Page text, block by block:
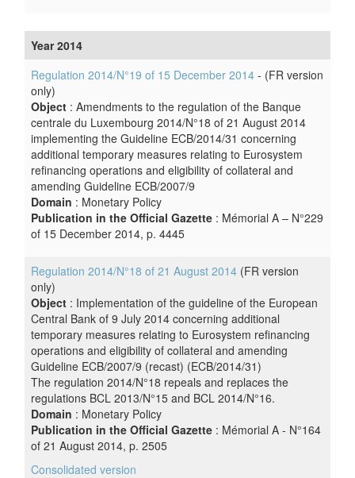
Year 2014
Regulation 2014/N°19 of 15 December 2014 - (FR version
only)
Object : Amendments to the regulation of the Banque
centrale du Luxembourg 2014/N°18 of 21 August 2014
implementing the Guideline ECB/2014/31 concerning
additional temporary measures relating to Eurosystem
refinancing operations and eligibility of collateral and
amending Guideline ECB/2007/9
Domain : Monetary Policy
Publication in the Official Gazette : Mémorial A – N°229
of 15 December 2014, p. 4445
Regulation 2014/N°18 of 21 August 2014 (FR version
only)
Object : Implementation of the guideline of the European
Central Bank of 9 July 2014 concerning additional
temporary measures relating to Eurosystem refinancing
operations and eligibility of collateral and amending
Guideline ECB/2007/9 (recast) (ECB/2014/31)
The regulation 2014/N°18 repeals and replaces the
regulations BCL 2013/N°15 and BCL 2014/N°16.
Domain : Monetary Policy
Publication in the Official Gazette : Mémorial A - N°164
of 21 August 2014, p. 2505
Consolidated version